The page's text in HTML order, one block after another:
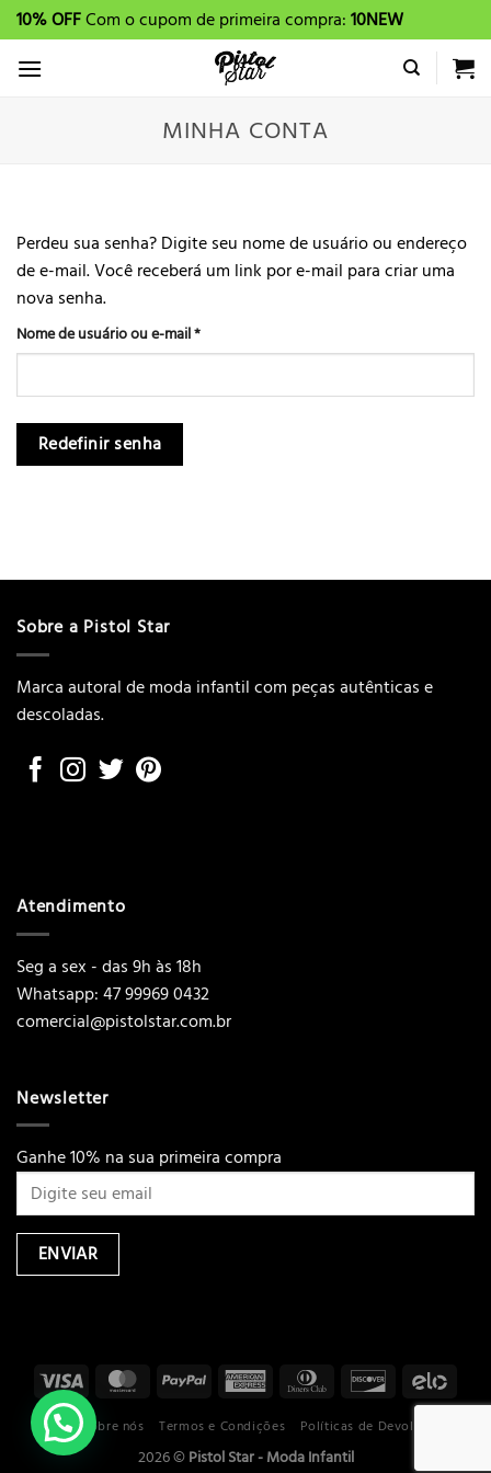
Skip
to
content
10% OFFCom o cupom de primeira compra:10NEW
MINHA CONTA
Perdeu sua senha? Digite seu nome de usuário ou endereço
de e-mail. Você receberá um link por e-mail para criar uma
nova senha.
Nome de usuário ou e-mail*Obrigatório
Redefinir senha
Sobre a Pistol Star
Marca autoral de moda infantil com peças autênticas e
descoladas.
Atendimento
Seg a sex - das 9h às 18h
Whatsapp: 47 99969 0432
comercial@pistolstar.com.br
Newsletter
Ganhe 10% na sua primeira compra
Loja Sobre nós Termos e Condições Políticas de Devoluções
2026 ©Pistol Star - Moda Infantil